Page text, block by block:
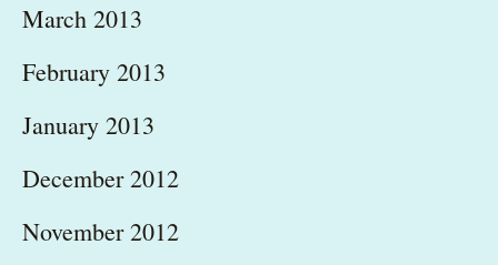
March 2013
February 2013
January 2013
December 2012
November 2012